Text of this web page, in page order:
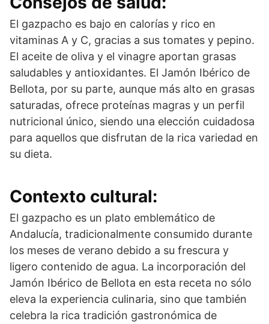
El gazpacho es bajo en calorías y rico en
vitaminas A y C, gracias a sus tomates y pepino.
El aceite de oliva y el vinagre aportan grasas
saludables y antioxidantes. El Jamón Ibérico de
Bellota, por su parte, aunque más alto en grasas
saturadas, ofrece proteínas magras y un perfil
nutricional único, siendo una elección cuidadosa
para aquellos que disfrutan de la rica variedad en
su dieta.
Contexto cultural:
El gazpacho es un plato emblemático de
Andalucía, tradicionalmente consumido durante
los meses de verano debido a su frescura y
ligero contenido de agua. La incorporación del
Jamón Ibérico de Bellota en esta receta no sólo
eleva la experiencia culinaria, sino que también
celebra la rica tradición gastronómica de